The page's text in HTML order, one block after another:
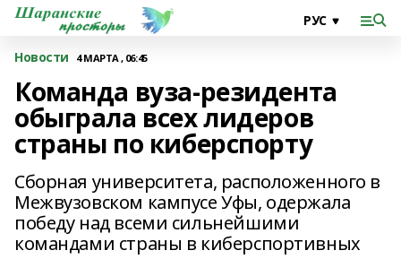
Новости 4 МАРТА , 06:45
Команда вуза-резидента
обыграла всех лидеров
страны по киберспорту
Сборная университета, расположенного в
Межвузовском кампусе Уфы, одержала
победу над всеми сильнейшими
командами страны в киберспортивных